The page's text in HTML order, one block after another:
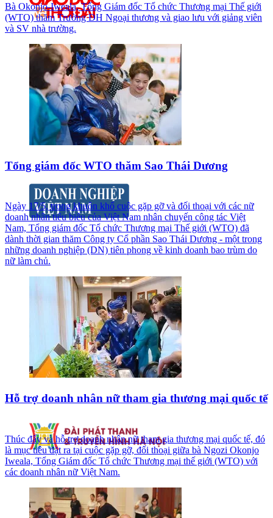
Bà Okonjo-Iweala, Tổng Giám đốc Tổ chức Thương mại Thế giới
(WTO) thăm Trường ĐH Ngoại thương và giao lưu với giảng viên
và SV nhà trường.
Tổng giám đốc WTO thăm Sao Thái Dương
Ngày 17/5, trong khuôn khổ cuộc gặp gỡ và đối thoại với các nữ
doanh nhân tiêu biểu của Việt Nam nhân chuyến công tác Việt
Nam, Tổng giám đốc Tổ chức Thương mại Thế giới (WTO) đã
dành thời gian thăm Công ty Cổ phần Sao Thái Dương - một trong
những doanh nghiệp (DN) tiên phong về kinh doanh bao trùm do
nữ làm chủ.
Hỗ trợ doanh nhân nữ tham gia thương mại quốc tế
Thúc đẩy và hỗ trợ doanh nhân nữ tham gia thương mại quốc tế, đó
là mục tiêu đặt ra tại cuộc gặp gỡ, đối thoại giữa bà Ngozi Okonjo
Iweala, Tổng Giám đốc Tổ chức Thương mại thế giới (WTO) với
các doanh nhân nữ Việt Nam.